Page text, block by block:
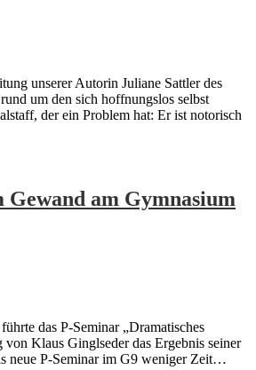
unserer Autorin Juliane Sattler des
um den sich hoffnungslos selbst
der ein Problem hat: Er ist notorisch
Gewand am Gymnasium
das P-Seminar „Dramatisches
von Klaus Ginglseder das Ergebnis seiner
neue P-Seminar im G9 weniger Zeit…